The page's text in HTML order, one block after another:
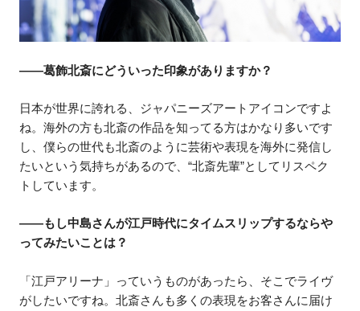
――葛飾北斎にどういった印象がありますか？
日本が世界に誇れる、ジャパニーズアートアイコンですよ
ね。海外の方も北斎の作品を知ってる方はかなり多いです
し、僕らの世代も北斎のように芸術や表現を海外に発信し
たいという気持ちがあるので、“北斎先輩”としてリスペク
トしています。
――もし中島さんが江戸時代にタイムスリップするならや
ってみたいことは？
「江戸アリーナ」っていうものがあったら、そこでライヴ
がしたいですね。北斎さんも多くの表現をお客さんに届け